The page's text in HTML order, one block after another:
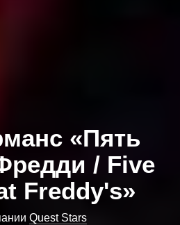
«Пять
/ Five
Freddy's»
Quest Stars